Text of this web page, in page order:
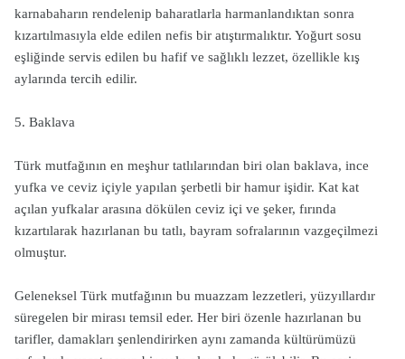
karnabaharın rendelenip baharatlarla harmanlandıktan sonra
kızartılmasıyla elde edilen nefis bir atıştırmalıktır. Yoğurt sosu
eşliğinde servis edilen bu hafif ve sağlıklı lezzet, özellikle kış
aylarında tercih edilir.
5. Baklava
Türk mutfağının en meşhur tatlılarından biri olan baklava, ince
yufka ve ceviz içiyle yapılan şerbetli bir hamur işidir. Kat kat
açılan yufkalar arasına dökülen ceviz içi ve şeker, fırında
kızartılarak hazırlanan bu tatlı, bayram sofralarının vazgeçilmezi
olmuştur.
Geleneksel Türk mutfağının bu muazzam lezzetleri, yüzyıllardır
süregelen bir mirası temsil eder. Her biri özenle hazırlanan bu
tarifler, damakları şenlendirirken aynı zamanda kültürümüzü